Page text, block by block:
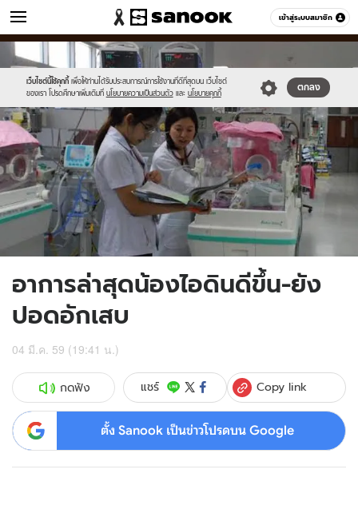
เข้าสู่ระบบสมาชิก
ข่าว หมวดอื่นๆ
เว็บไซต์นี้ใช้คุกกี้ เพื่อให้ท่านได้รับประสบการณ์การใช้งานที่ดีที่สุดบน เว็บไซต์
ของเรา โปรดศึกษาเพิ่มเติมที่ นโยบายความเป็นส่วนตัว และ นโยบายคุกกี้
ตกลง
Sanook
//s.isanook.com/sr/0/images/logo-
new-
sanook.png
600
60
//s.isanook.com/ns/0/ud/391/1959666/683050-
01.jpg
อาการล่าสุดน้องไอดินดีขึ้น-ยัง
ปอดอักเสบ
04 มี.ค. 59 (19:41 น.)
กดฟัง แชร์ Copy link
ตั้ง Sanook เป็นข่าวโปรดบน Google